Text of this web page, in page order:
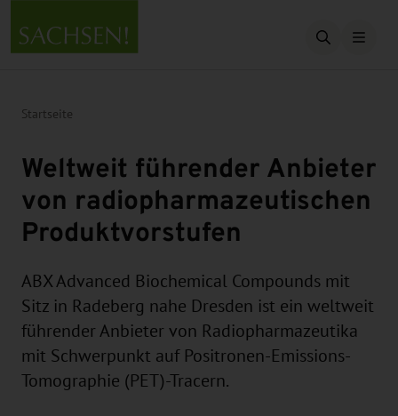
Suche
Startseite
Weltweit führender Anbieter
von radiopharmazeutischen
Produktvorstufen
ABX Advanced Biochemical Compounds mit
Sitz in Radeberg nahe Dresden ist ein weltweit
führender Anbieter von Radiopharmazeutika
mit Schwerpunkt auf Positronen-Emissions-
Tomographie (PET)-Tracern.